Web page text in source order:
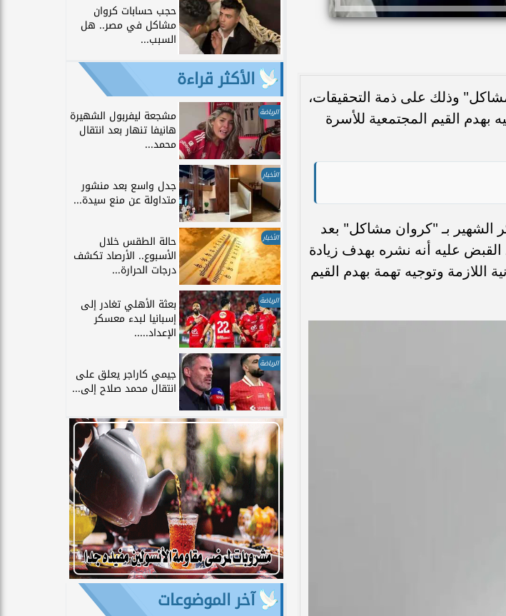
وذلك على ذمة التحقيقات،
القيم المجتمعية للأسرة
الشهير بـ "كروان مشاكل" بعد
عليه أنه نشره بهدف زيادة
اللازمة وتوجيه تهمة بهدم القيم
حجب حسابات كروان
مشاكل في مصر.. هل
السبب...
الأكثر قراءة
الرياضة مشجعة ليفربول الشهيرة
هانيفا تنهار بعد انتقال
محمد...
الأخبار
جدل واسع بعد منشور
متداولة عن منع سيدة...
الأخبار حالة الطقس خلال
الأسبوع.. الأرصاد تكشف
درجات الحرارة...
الرياضة بعثة الأهلي تغادر إلى
إسبانيا لبدء معسكر
الإعداد.....
الرياضة
جيمي كاراجر يعلق على
انتقال محمد صلاح إلى...
آخر الموضوعات